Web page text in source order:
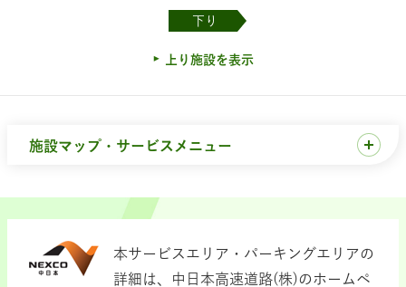
下り
上り施設を表示
施設マップ・サービスメニュー
本サービスエリア・パーキングエリアの
詳細は、中日本高速道路(株)のホームペ